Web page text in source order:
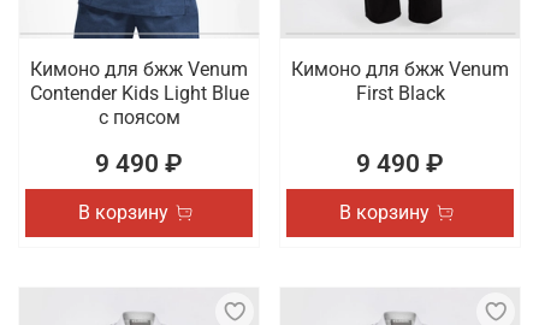
Кимоно для бжж Venum
Contender Kids Light Blue
с поясом
9 490 ₽
В корзину
Кимоно для бжж Venum
First Black
9 490 ₽
В корзину